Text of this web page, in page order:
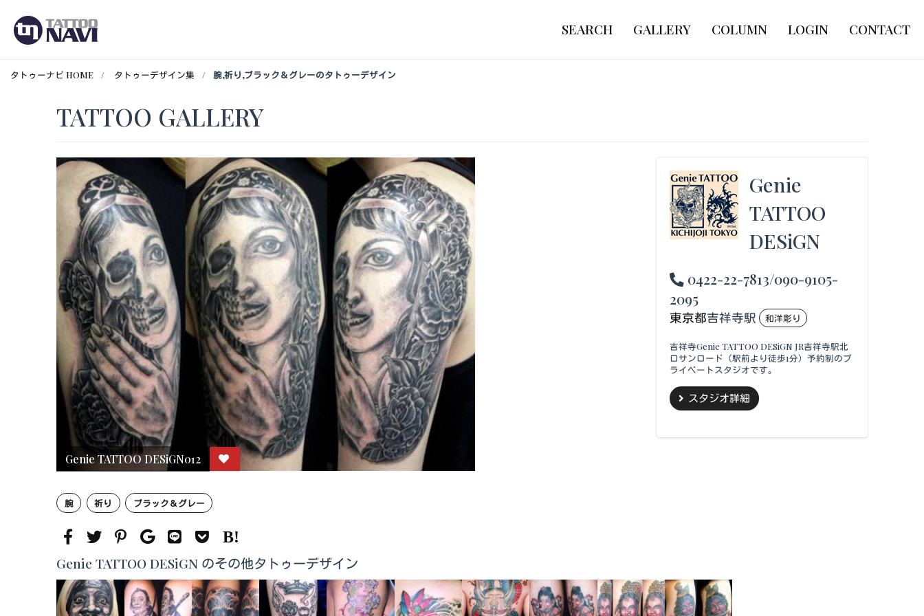
SEARCH GALLERY COLUMN LOGIN CONTACT
タトゥーナビ HOME タトゥーデザイン集 腕,祈り,ブラック＆グレーのタトゥーデザイン
TATTOO GALLERY
Genie
TATTOO
DESiGN
0422-22-7813/090-9105-
2095
東京都吉祥寺駅 和洋彫り
吉祥寺Genie TATTOO DESiGN JR吉祥寺駅北
口サンロード（駅前より徒歩1分）予約制のプ
ライベートスタジオです。
スタジオ詳細
Genie TATTOO DESiGN012
腕 祈り ブラック＆グレー
Genie TATTOO DESiGN のその他タトゥーデザイン